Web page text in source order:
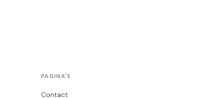
PAGINA'S
Contact